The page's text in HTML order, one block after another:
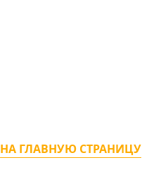
НА ГЛАВНУЮ СТРАНИЦУ